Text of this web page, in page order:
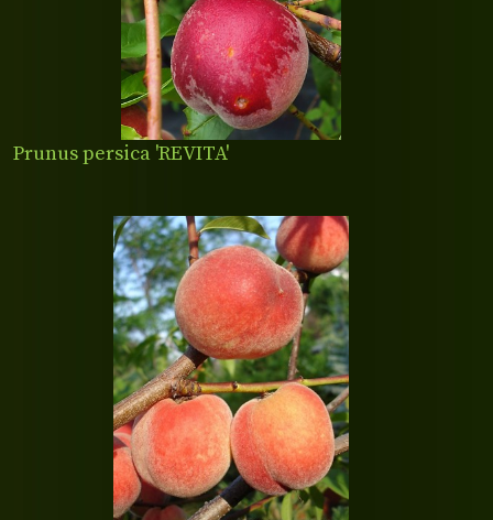
Prunus persica 'REVITA'